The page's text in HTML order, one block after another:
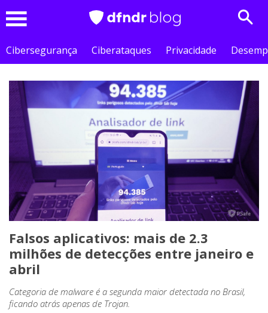
Cibersegurança
Ciberataques Privacidade
Falsos aplicativos: mais de 2.3
milhões de detecções entre janeiro e
abril
Categoria de malware é a segunda maior detectada no Brasil,
ficando atrás apenas de Trojan.